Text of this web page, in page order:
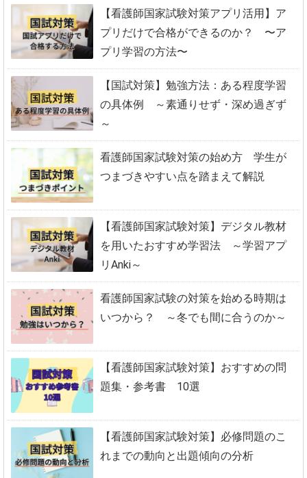
【看護師国家試験対策アプリ活用】ア
プリだけで合格ができるのか？ 〜ア
プリ学習の方法〜
【国試対策】勉強方法：ある程度学習
の具体例 ～素通りせず・深め過ぎず
～
看護師国家試験対策の始め方 学生が
つまづきやすい点を踏まえて解説
【看護師国家試験対策】デジタル教材
を用いたおすすめ学習法 ～学習アプ
リAnki～
看護師国家試験の対策を始める時期は
いつから？ ～冬でも間に合うのか～
【看護師国家試験対策】おすすめの問
題集・参考書 10選
【看護師国家試験対策】必修問題のこ
れまでの動向と出題傾向の分析